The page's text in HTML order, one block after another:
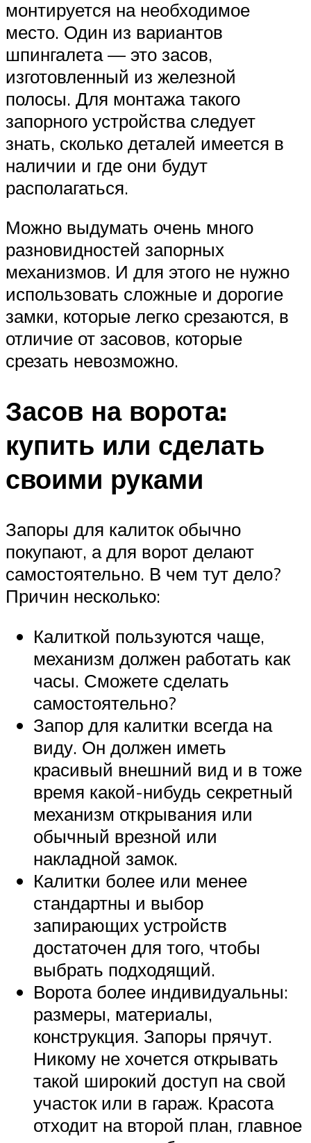
монтируется на необходимое
место. Один из вариантов
шпингалета — это засов,
изготовленный из железной
полосы. Для монтажа такого
запорного устройства следует
знать, сколько деталей имеется в
наличии и где они будут
располагаться.
Можно выдумать очень много
разновидностей запорных
механизмов. И для этого не нужно
использовать сложные и дорогие
замки, которые легко срезаются, в
отличие от засовов, которые
срезать невозможно.
Засов на ворота:
купить или сделать
своими руками
Запоры для калиток обычно
покупают, а для ворот делают
самостоятельно. В чем тут дело?
Причин несколько:
Калиткой пользуются чаще,
механизм должен работать как
часы. Сможете сделать
самостоятельно?
Запор для калитки всегда на
виду. Он должен иметь
красивый внешний вид и в тоже
время какой-нибудь секретный
механизм открывания или
обычный врезной или
накладной замок.
Калитки более или менее
стандартны и выбор
запирающих устройств
достаточен для того, чтобы
выбрать подходящий.
Ворота более индивидуальны:
размеры, материалы,
конструкция. Запоры прячут.
Никому не хочется открывать
такой широкий доступ на свой
участок или в гараж. Красота
отходит на второй план, главное